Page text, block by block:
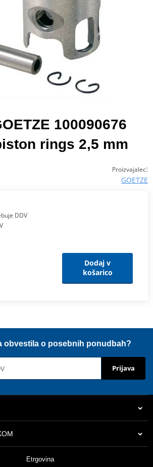
100090676
rings 2,5 mm
Proizvajalec:
GOETZE
DDV
Dodaj v
košarico
obvestila o posebnih ponudbah?
Prijava
Etrgovina